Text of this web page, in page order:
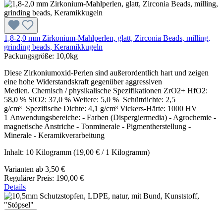
1,8-2,0 mm Zirkonium-Mahlperlen, glatt, Zirconia Beads, milling,
grinding beads, Keramikkugeln
Packungsgröße: 10,0kg
Diese Zirkoniumoxid-Perlen sind außerordentlich hart und zeigen
eine hohe Widerstandskraft gegenüber aggressiven
Medien. Chemisch / physikalische Spezifikationen ZrO2+ HfO2:
58,0 % SiO2: 37,0 % Weitere: 5,0 % Schüttdichte: 2,5
g/cm³ Spezifische Dichte: 4,1 g/cm³ Vickers-Härte: 1000 HV
1 Anwendungsbereiche: - Farben (Dispergiermedia) - Agrochemie -
magnetische Anstriche - Tonminerale - Pigmentherstellung -
Minerale - Keramikverarbeitung
Inhalt: 10 Kilogramm (19,00 € / 1 Kilogramm)
Varianten ab 3,50 €
Regulärer Preis: 190,00 €
Details